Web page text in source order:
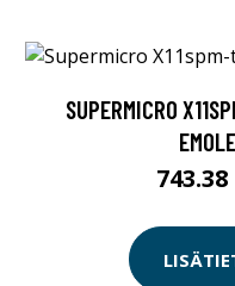
SUPERMICRO
743.38